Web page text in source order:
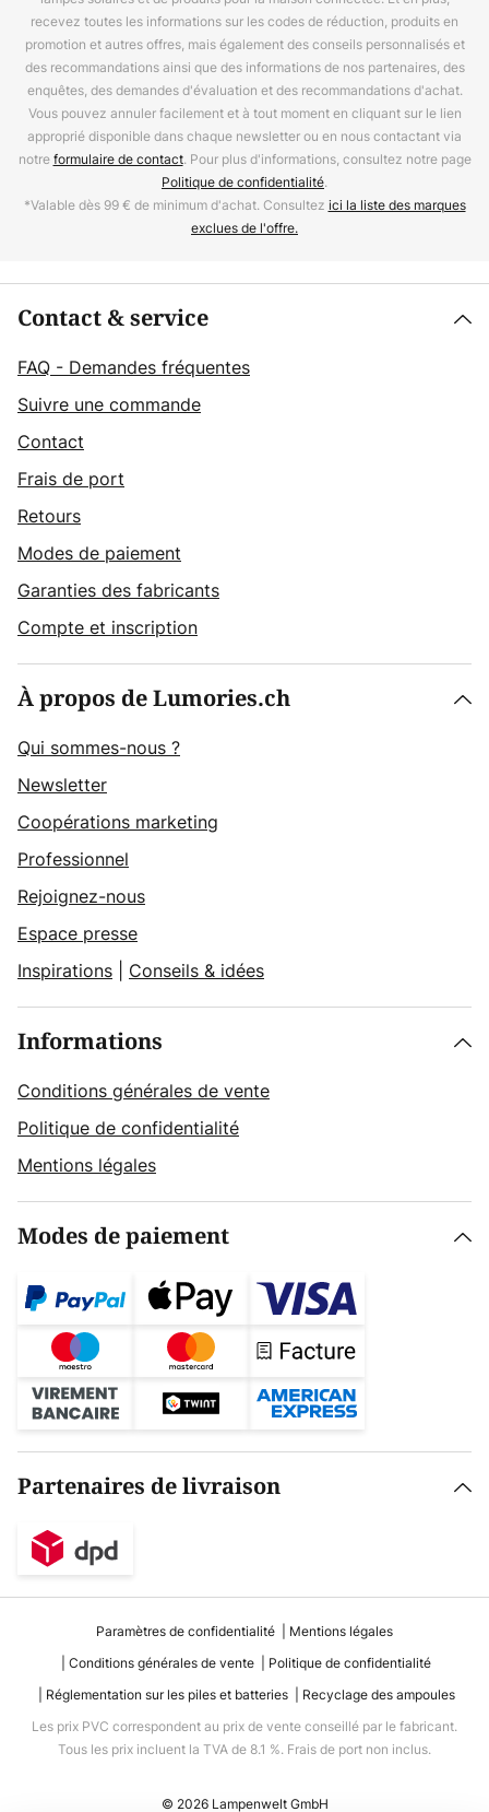
recevez toutes les informations sur les codes de réduction, produits en
promotion et autres offres, mais également des conseils personnalisés et
des recommandations ainsi que des informations de nos partenaires, des
enquêtes, des demandes d'évaluation et des recommandations d'achat.
Vous pouvez annuler facilement et à tout moment en cliquant sur le lien
approprié disponible dans chaque newsletter ou en nous contactant via
notreformulaire de contact. Pour plus d'informations, consultez notre page
Politique de confidentialité.
*Valable dès 99 € de minimum d'achat. Consultez ici la liste des marques
exclues de l'offre.
Contact & service
FAQ - Demandes fréquentes
Suivre une commande
Contact
Frais de port
Retours
Modes de paiement
Garanties des fabricants
Compte et inscription
À propos de Lumories.ch
Qui sommes-nous ?
Newsletter
Coopérations marketing
Professionnel
Rejoignez-nous
Espace presse
Inspirations
Conseils & idées
Informations
Conditions générales de vente
Politique de confidentialité
Mentions légales
Modes de paiement
Partenaires de livraison
Paramètres de confidentialité
Mentions légales
Conditions générales de vente
Politique de confidentialité
Réglementation sur les piles et batteries
Recyclage des ampoules
Les prix PVC correspondent au prix de vente conseillé par le fabricant.
Tous les prix incluent la TVA de 8.1 %. Frais de port non inclus.
© 2026 Lampenwelt GmbH